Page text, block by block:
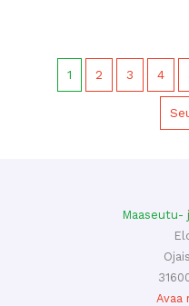
1 2 3 4
Maaseutu-
Avaa